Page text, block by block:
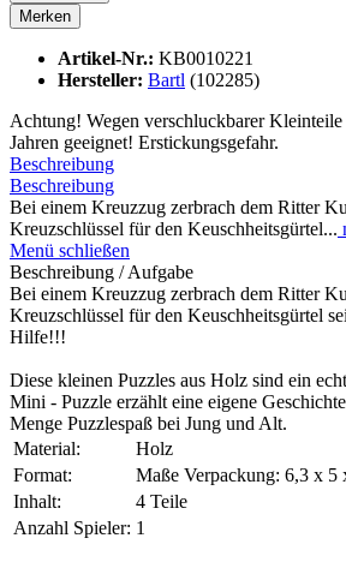
Merken
Artikel-Nr.: KB0010221
Hersteller: Bartl (102285)
Achtung! Wegen verschluckbarer
Jahren geeignet! Erstickungsgefahr.
Beschreibung
Beschreibung
Bei einem Kreuzzug zerbrach dem Ritter
Kreuzschlüssel für den Keuschheitsgürtel...
Menü schließen
Beschreibung / Aufgabe
Bei einem Kreuzzug zerbrach dem Ritter
Kreuzschlüssel für den Keuschheitsgürtel
Hilfe!!!
Diese kleinen Puzzles aus Holz sind ein
Mini - Puzzle erzählt eine eigene
Menge Puzzlespaß bei Jung und Alt.
Material:
Holz
Format:
Maße Verpackung: 6,3 x 5
Inhalt:
4 Teile
Anzahl Spieler: 1